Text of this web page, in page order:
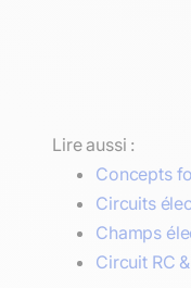
Lire aussi :
Concepts
Circuits
Champs
Circuit RC